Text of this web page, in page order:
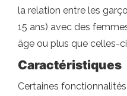
la relation entre les
15 ans) avec des
âge ou plus que celles-
Caractéristiques
Certaines